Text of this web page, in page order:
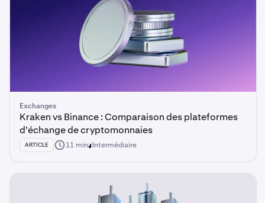
Exchanges
Kraken vs Binance : Comparaison des plateformes
d'échange de cryptomonnaies
ARTICLE 11 min Intermédiaire